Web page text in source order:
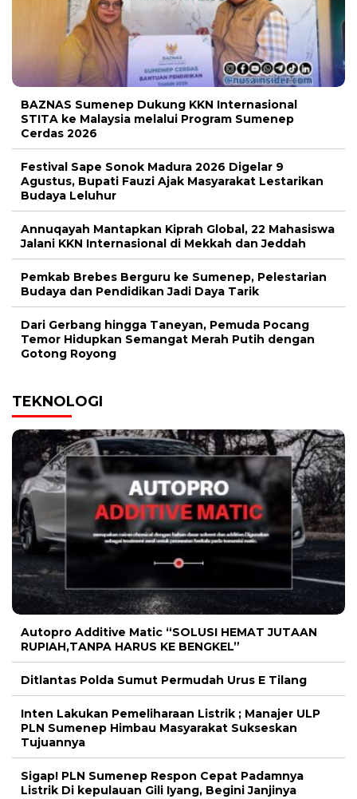
BAZNAS Sumenep Dukung KKN Internasional
STITA ke Malaysia melalui Program Sumenep
Cerdas 2026
Festival Sape Sonok Madura 2026 Digelar 9
Agustus, Bupati Fauzi Ajak Masyarakat Lestarikan
Budaya Leluhur
Annuqayah Mantapkan Kiprah Global, 22 Mahasiswa
Jalani KKN Internasional di Mekkah dan Jeddah
Pemkab Brebes Berguru ke Sumenep, Pelestarian
Budaya dan Pendidikan Jadi Daya Tarik
Dari Gerbang hingga Taneyan, Pemuda Pocang
Temor Hidupkan Semangat Merah Putih dengan
Gotong Royong
TEKNOLOGI
Autopro Additive Matic “SOLUSI HEMAT JUTAAN
RUPIAH,TANPA HARUS KE BENGKEL”
Ditlantas Polda Sumut Permudah Urus E Tilang
Inten Lakukan Pemeliharaan Listrik ; Manajer ULP
PLN Sumenep Himbau Masyarakat Sukseskan
Tujuannya
Sigap! PLN Sumenep Respon Cepat Padamnya
Listrik Di kepulauan Gili Iyang, Begini Janjinya